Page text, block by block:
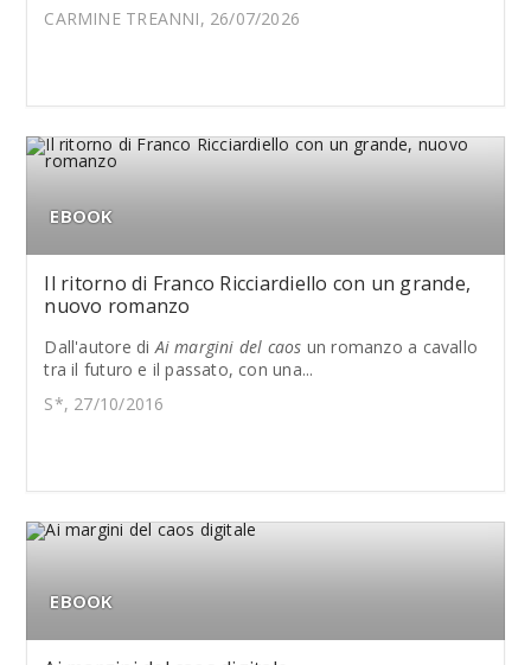
CARMINE TREANNI, 26/07/2026
EBOOK
Il ritorno di Franco Ricciardiello con un grande,
nuovo romanzo
Dall'autore diAi margini del caos un romanzo a cavallo
tra il futuro e il passato, con una...
S*, 27/10/2016
EBOOK